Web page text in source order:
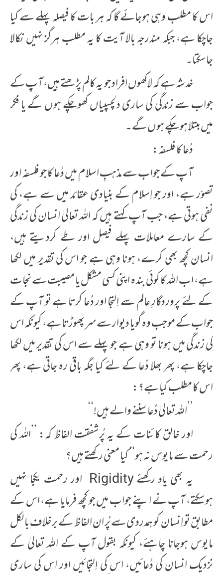
اس کا مطلب وہی ہوجائے گا کہ ہر بات کا فیصلہ پہلے سے کیا
جاچکا ہے، جبکہ مندرجہ بالا آیت کا یہ مطلب ہرگز نہیں نکالا
جاسکتا۔
خدشہ ہے کہ لاکھوں افراد جو یہ کالم پڑھتے ہیں، آپ کے
جواب سے زندگی کی ساری دلچسپیاں کھوچکے ہوں گے یا فکر
میں مبتلا ہوچکے ہوں گے۔
دُعا کا فلسفہ:
آپ کے جواب سے مذہبِ اسلام میں دُعا کا جو فلسفہ اور
تصوّر ہے، اور جو اِسلام کے بنیادی عقائد میں سے ہے، کی
نفی ہوتی ہے، جب آپ کہتے ہیں کہ اللہ تعالیٰ انسان کی زندگی
کے سارے معاملات پہلے فیصل اور طے کردیتے ہیں،
انسان کچھ بھی کرے، ہونا وہی ہے جو اس کی تقدیر میں لکھا
ہے، اب اللہ کا کوئی بندہ اپنی کسی مشکل یا مصیبت سے نجات
کے لئے پروردگارِ عالم سے اِلتجا اور دُعا کرتا ہے تو آپ کے
جواب کے موجب وہ گویا دیوار سے سر پھوڑتا ہے، کیونکہ اس
کی زندگی میں ہونا تو وہی ہے جو پہلے سے اس کی تقدیر میں لکھا
جاچکا ہے، پھر بھلا دُعا کے لئے کیا جگہ باقی رہ جاتی ہے، پھر
اس کا مطلب کیا ہے؟:
’’اللہ تعالیٰ دُعا سننے والے ہیں!‘‘
اور خالق کائنات کے یہ پُرشفقت الفاظ کہ: ’’اللہ کی
رحمت سے مایوس نہ ہو‘‘ کیا معنی رکھتے ہیں؟
یہ بھی یاد رکھئے Rigidity اور رحمت یکجا نہیں
ہوسکتے، آپ نے اپنے جواب میں جو کچھ فرمایا ہے، اس کے
مطابق تو اِنسان کو ہمدردی سے پُر ان الفاظ کے برخلاف بالکل
مایوس ہوجانا چاہئے، کیونکہ بقول آپ کے اللہ تعالیٰ کے
نزدیک انسان کی دُعائیں، اس کی اِلتجائیں اور اس کی ساری